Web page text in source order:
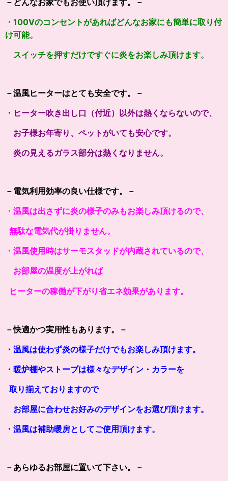
－どんなお家でもお使い頂けます。－
・100Vのコンセントがあればどんなお家にも簡単に取り付
け可能。
スイッチを押すだけですぐに炎をお楽しみ頂けます。
－温風ヒーターはとても安全です。－
・ヒーター吹き出し口（付近）以外は熱くならないので、
お子様お年寄り、ペットがいても安心です。
炎の見えるガラス部分は熱くなりません。
－電気利用効率の良い仕様です。－
・温風は出さずに炎の様子のみもお楽しみ頂けるので、
無駄な電気代が掛りません。
・温風使用時はサーモスタッドが内蔵されているので、
お部屋の温度が上がれば
ヒーターの稼働が下がり省エネ効果があります。
－快適かつ実用性もあります。－
・温風は使わず炎の様子だけでもお楽しみ頂けます。
・暖炉棚やストーブは様々なデザイン・カラーを
取り揃えておりますので
お部屋に合わせお好みのデザインをお選び頂けます。
・温風は補助暖房としてご使用頂けます。
－あらゆるお部屋に置いて下さい。－